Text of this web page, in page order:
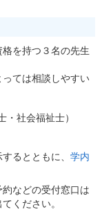
を持つ３名の先生
ては相談しやすい
社会福祉士）
るとともに、 学内
などの受付窓口は
ください。